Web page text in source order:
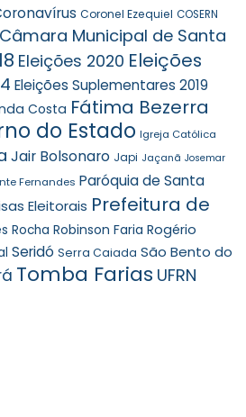
Coronel Ezequiel COSERN
Câmara Municipal de Santa
Eleições 2020 Eleições
Eleições Suplementares 2019
Costa Fátima Bezerra
do Estado Igreja Católica
Jair Bolsonaro Japi Jaçanã Josemar
Fernandes Paróquia de Santa
Eleitorais Prefeitura de
Rocha Robinson Faria Rogério
Seridó Serra Caiada São Bento do
Tomba Farias UFRN